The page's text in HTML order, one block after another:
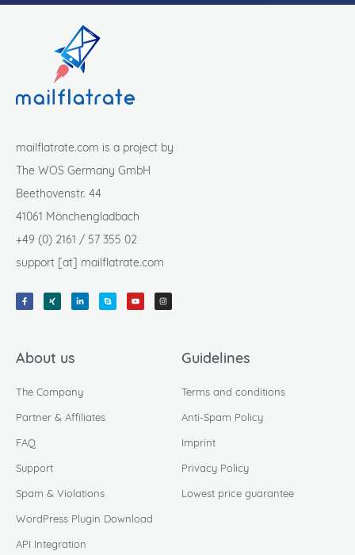
mailflatrate.com is a project by
The WOS Germany GmbH
Beethovenstr. 44
41061 Mönchengladbach
+49 (0) 2161 / 57 355 02
support [at] mailflatrate.com
About us
The Company
Partner & Affiliates
FAQ
Support
Spam & Violations
WordPress Plugin Download
API Integration
Guidelines
Terms and conditions
Anti-Spam Policy
Imprint
Privacy Policy
Lowest price guarantee